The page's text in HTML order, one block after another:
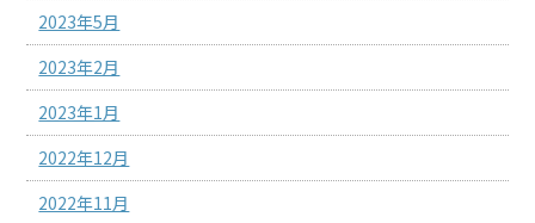
2023年5月
2023年2月
2023年1月
2022年12月
2022年11月